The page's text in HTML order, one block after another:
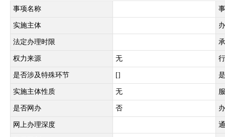
事项名称
实施主体
法定办理时限
权力来源 无
是否涉及特殊环节 []
实施主体性质 无
是否网办 否
网上办理深度